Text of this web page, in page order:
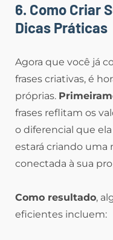
6. Como Criar
Dicas Práticas
Agora que você já
frases criativas, é
próprias.
frases reflitam os
o diferencial que
estará criando uma
conectada à sua
Como resultado,
eficientes incluem: